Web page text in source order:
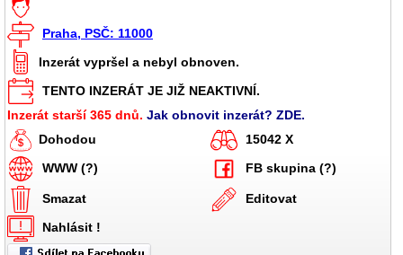
Praha, PSČ: 11000
Inzerát vypršel a nebyl obnoven.
TENTO INZERÁT JE JIŽ NEAKTIVNÍ.
Inzerát starší 365 dnů. Jak obnovit inzerát? ZDE.
Dohodou
15042 X
WWW (?)
FB skupina (?)
Smazat
Editovat
Nahlásit !